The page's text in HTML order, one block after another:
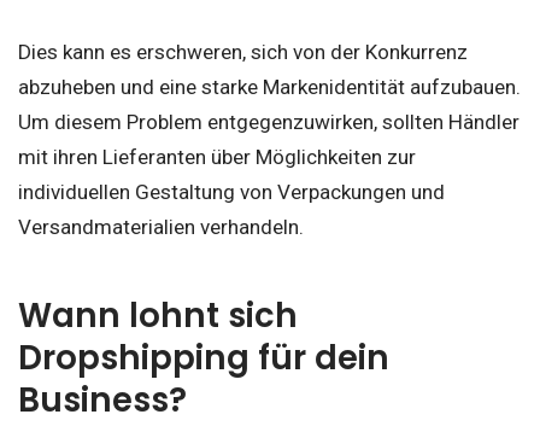
Dies kann es erschweren, sich von der Konkurrenz
abzuheben und eine starke Markenidentität aufzubauen.
Um diesem Problem entgegenzuwirken, sollten Händler
mit ihren Lieferanten über Möglichkeiten zur
individuellen Gestaltung von Verpackungen und
Versandmaterialien verhandeln.
Wann lohnt sich
Dropshipping für dein
Business?